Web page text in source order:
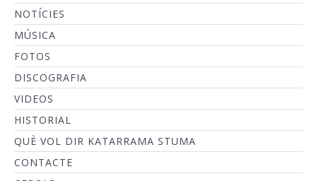
NOTÍCIES
MÚSICA
FOTOS
DISCOGRAFIA
VIDEOS
HISTORIAL
QUÈ VOL DIR KATARRAMA STUMA
CONTACTE